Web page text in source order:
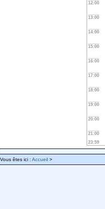
12:00
13:00
14:00
15:00
16:00
17:00
18:00
19:00
20:00
21:00
23:59
Vous êtes ici : Accueil >